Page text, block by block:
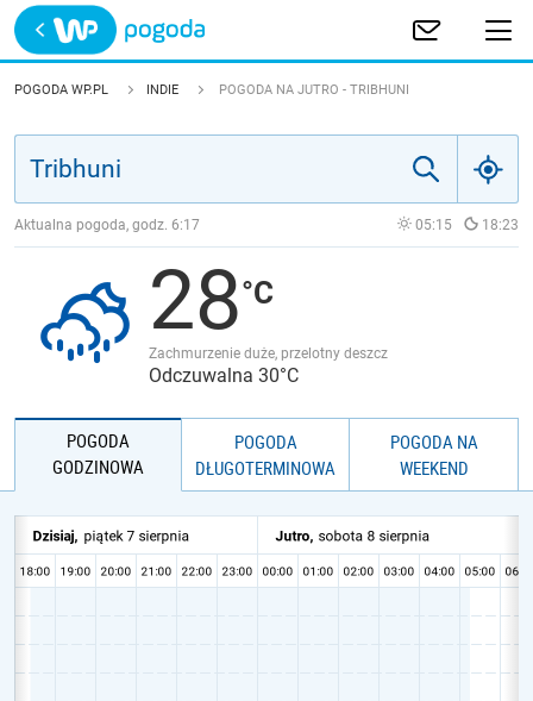
Trwa ładowanie
POLSKA
JAKOŚĆ POWIETRZA
POGODA WP.PL INDIE POGODA NA JUTRO - TRIBHUNI
Aktualna pogoda, godz. 6:17 05:15 18:23
28
Zachmurzenie duże, przelotny deszcz
Odczuwalna 30°C
POGODA
GODZINOWA
POGODA
DŁUGOTERMINOWA
POGODA NA
WEEKEND